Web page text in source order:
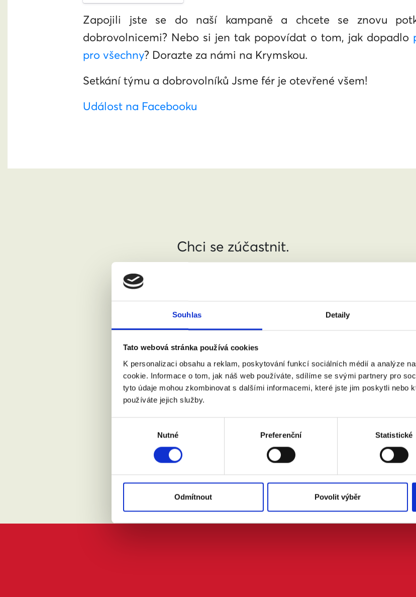
Souhlas Detaily
Tato webová stránka používá cookies
K personalizaci obsahu a reklam, poskytování funkcí sociálních médií a analýze
cookie. Informace o tom, jak náš web používáte, sdílíme se svými partnery pro
tyto údaje mohou zkombinovat s dalšími informacemi, které jste jim poskytli nebo
používáte jejich služby.
Nutné Preferenční Statistické
Odmítnout Povolit výběr
Zapojili jste se do naší kampaně a chcete se znovu
dobrovolnicemi? Nebo si jen tak popovídat o tom, jak dopadlo
pro všechny? Dorazte za námi na Krymskou.
Setkání týmu a dobrovolníků Jsme fér je otevřené všem!
Událost na Facebooku
Chci se zúčastnit.
Váš email:
Přijdu s doprovodem.
Souhlasím se zpracováním osobních údajů podle zákona č. 101/